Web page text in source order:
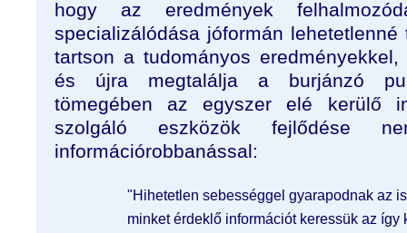
hogy az eredmények
specializálódása jóformán
tartson a tudományos
és újra megtalálja a burjánzó
tömegében az egyszer elé kerülő
szolgáló eszközök fejlődése
információrobbanással:
"Hihetetlen sebességgel gyarapodnak az
minket érdeklő információt keressük az így